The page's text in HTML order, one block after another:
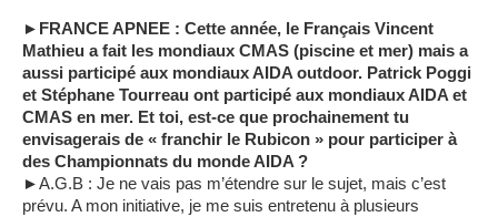
►FRANCE APNEE : Cette année, le Français Vincent
Mathieu a fait les mondiaux CMAS (piscine et mer) mais a
aussi participé aux mondiaux AIDA outdoor. Patrick Poggi
et Stéphane Tourreau ont participé aux mondiaux AIDA et
CMAS en mer. Et toi, est-ce que prochainement tu
envisagerais de « franchir le Rubicon » pour participer à
des Championnats du monde AIDA ?
►A.G.B : Je ne vais pas m’étendre sur le sujet, mais c’est
prévu. A mon initiative, je me suis entretenu à plusieurs